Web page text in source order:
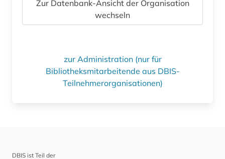
Zur Datenbank-Ansicht der Organisation
wechseln
zur Administration (nur für
Bibliotheksmitarbeitende aus DBIS-
Teilnehmerorganisationen)
DBIS ist Teil der